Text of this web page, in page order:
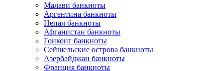
Малави банкноты
Аргентина банкноты
Непал банкноты
Афганистан банкноты
Гонконг банкноты
Сейшельские острова банкноты
Азербайджан банкноты
Франция банкноты